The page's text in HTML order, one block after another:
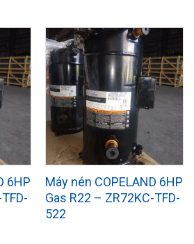
6HP
Máy nén COPELAND 6HP
Gas R22 – ZR72KC-TFD-
522